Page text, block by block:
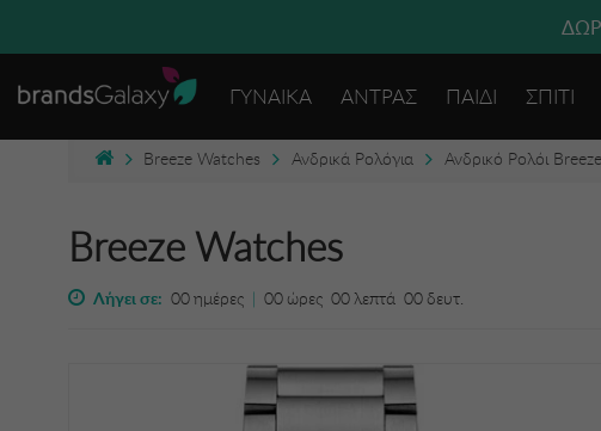
ΓΥΝΑΙΚΑ ΑΝΤΡΑΣ ΠΑΙΔΙ ΣΠΙΤΙ
Breeze Watches Ανδρικά Ρολόγια Ανδρικό Ρολόι Breeze
Breeze Watches
Λήγει σε: 00ημέρες | 00 ώρες 00λεπτά 00 δευτ.